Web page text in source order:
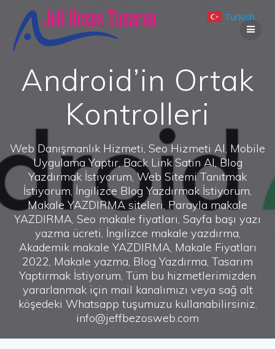
to
Android’in Ortak
Kontrolleri
Web Danışmanlık Hizmeti, Seo Hizmeti Al, Mobile
Uygulama Yaptır, Back Link Satın Al, Blog
Yazdırmak İstiyorum, Web Sitemi Tanıtmak
İstiyorum, İngilizce Blog Yazdırmak İstiyorum,
Makale YAZDIRMA siteleri, Parayla makale
YAZDIRMA, Seo makale fiyatları, Sayfa başı yazı
yazma ücreti, İngilizce makale yazdırma,
Akademik makale YAZDIRMA, Makale Fiyatları
2022, Makale yazma, Blog Yazdırma, Tasarım
Yaptırmak İstiyorum, Tüm bu hizmetlerimizden
yararlanmak için mail kanalımızı veya sağ alt
köşedeki Whatsapp tuşumuzu kullanabilirsiniz.
info@jeffbezosweb.com
Turkish